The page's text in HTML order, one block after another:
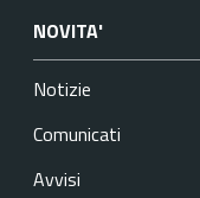
NOVITA'
Notizie
Comunicati
Avvisi